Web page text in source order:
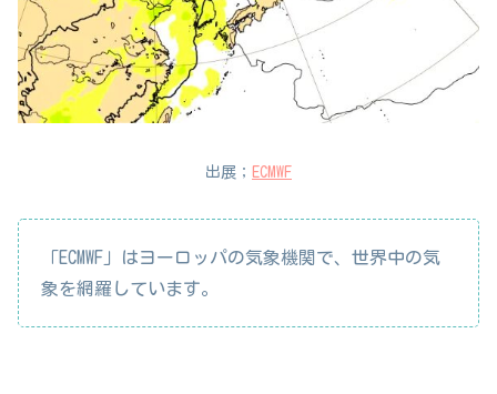
出展； ECMWF
「ECMWF」はヨーロッパの気象機関で、世界中の気
象を網羅しています。